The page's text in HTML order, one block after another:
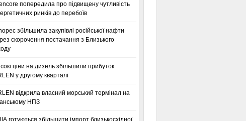
попередила про підвищену чутливість
ринків до перебоїв
збільшила закупівлі російської нафти
скорочення постачання з Близького
ціни на дизель збільшили прибуток
у другому кварталі
відкрила власний морський термінал на
НПЗ
готуються збільшити імпорт близькосхідної